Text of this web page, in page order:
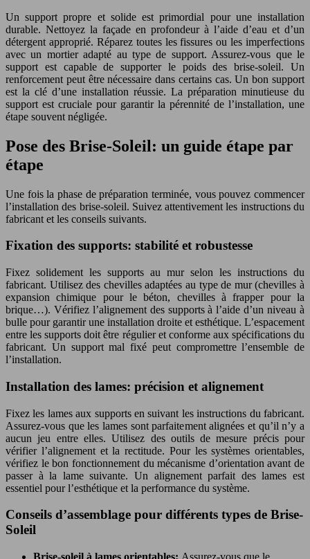
Un support propre et solide est primordial pour une installation
durable. Nettoyez la façade en profondeur à l’aide d’eau et d’un
détergent approprié. Réparez toutes les fissures ou les imperfections
avec un mortier adapté au type de support. Assurez-vous que le
support est capable de supporter le poids des brise-soleil. Un
renforcement peut être nécessaire dans certains cas. Un bon support
est la clé d’une installation réussie. La préparation minutieuse du
support est cruciale pour garantir la pérennité de l’installation, une
étape souvent négligée.
Pose des Brise-Soleil: un guide étape par
étape
Une fois la phase de préparation terminée, vous pouvez commencer
l’installation des brise-soleil. Suivez attentivement les instructions du
fabricant et les conseils suivants.
Fixation des supports: stabilité et robustesse
Fixez solidement les supports au mur selon les instructions du
fabricant. Utilisez des chevilles adaptées au type de mur (chevilles à
expansion chimique pour le béton, chevilles à frapper pour la
brique…). Vérifiez l’alignement des supports à l’aide d’un niveau à
bulle pour garantir une installation droite et esthétique. L’espacement
entre les supports doit être régulier et conforme aux spécifications du
fabricant. Un support mal fixé peut compromettre l’ensemble de
l’installation.
Installation des lames: précision et alignement
Fixez les lames aux supports en suivant les instructions du fabricant.
Assurez-vous que les lames sont parfaitement alignées et qu’il n’y a
aucun jeu entre elles. Utilisez des outils de mesure précis pour
vérifier l’alignement et la rectitude. Pour les systèmes orientables,
vérifiez le bon fonctionnement du mécanisme d’orientation avant de
passer à la lame suivante. Un alignement parfait des lames est
essentiel pour l’esthétique et la performance du système.
Conseils d’assemblage pour différents types de Brise-
Soleil
Brise-soleil à lames orientables: Assurez-vous que le